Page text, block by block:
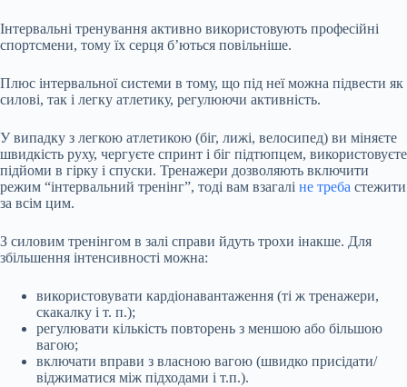
Інтервальні тренування активно використовують професійні
спортсмени, тому їх серця б’ються повільніше.
Плюс інтервальної системи в тому, що під неї можна підвести як
силові, так і легку атлетику, регулюючи активність.
У випадку з легкою атлетикою (біг, лижі, велосипед) ви міняєте
швидкість руху, чергуєте спринт і біг підтюпцем, використовуєте
підйоми в гірку і спуски. Тренажери дозволяють включити
режим “інтервальний тренінг”, тоді вам взагалі не треба стежити
за всім цим.
З силовим тренінгом в залі справи йдуть трохи інакше. Для
збільшення інтенсивності можна:
використовувати кардіонавантаження (ті ж тренажери,
скакалку і т. п.);
регулювати кількість повторень з меншою або більшою
вагою;
включати вправи з власною вагою (швидко присідати/
віджиматися між підходами і т.п.).